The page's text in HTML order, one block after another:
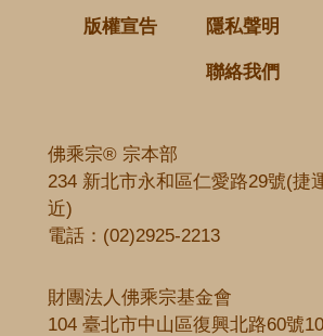
版權宣告 隱私聲明
聯絡我們
佛乘宗® 宗本部
234 新北市永和區仁愛路29號(捷
近)
電話： (02)2925-2213
財團法人佛乘宗基金會
104 臺北市中山區復興北路60號